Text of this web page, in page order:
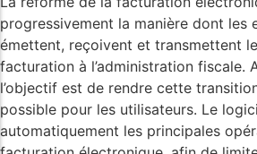
progressivement la manière dont les
émettent, reçoivent et transmettent
facturation à l’administration fiscale.
l’objectif est de rendre cette
possible pour les utilisateurs. Le
automatiquement les principales